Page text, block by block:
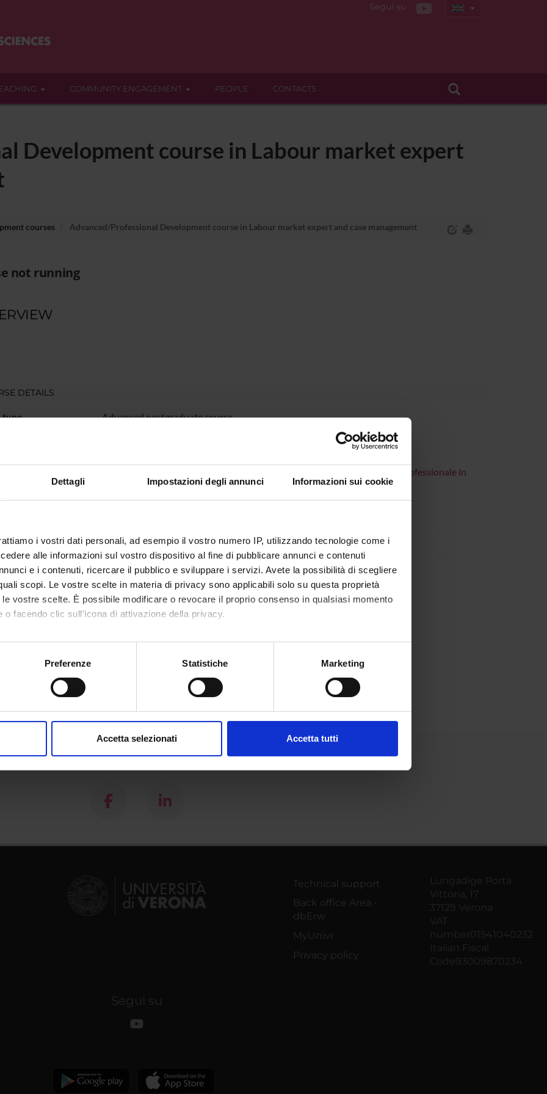
Dettagli Impostazioni degli annunci Informazioni sui cookie
i vostri dati personali, ad esempio il vostro numero IP, utilizzando tecnologie come i
alle informazioni sul vostro dispositivo al fine di pubblicare annunci e contenuti
e i contenuti, ricercare il pubblico e sviluppare i servizi. Avete la possibilità di scegliere
scopi. Le vostre scelte in materia di privacy sono applicabili solo su questa proprietà
vostre scelte. È possibile modificare o revocare il proprio consenso in qualsiasi momento
o facendo clic sull'icona di attivazione della privacy.
anche:
sulla tua posizione geografica, con un'approssimazione di qualche metro,
in qualsiasi momento dalla Dichiarazione sui cookie.
Preferenze Statistiche Marketing
Accetta selezionati Accetta tutti
Segui su
COMMUNITY ENGAGEMENT PEOPLE CONTACTS
Development course in Labour market expert
courses Advanced/Professional Development course in Labour market expert and case management
not running
DETAILS
type Advanced postgraduate course
Comitato Scientifico del Corso di Perfezionamento e di Aggiornamento professionale in
Operatore esperto del mercato del lavoro e case management
Human Sciences
Humanities
Education, Philosophy and Social Work
Technical support
Back office Area -
dbErw
MyUnivr
Privacy policy
Lungadige Porta
Vittoria, 17
37129 Verona
VAT
number01541040232
Italian Fiscal
Code93009870234
Segui su